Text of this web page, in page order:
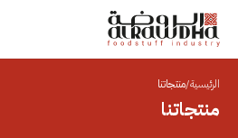
الرئيسية/منتجاتنا
منتجاتنا